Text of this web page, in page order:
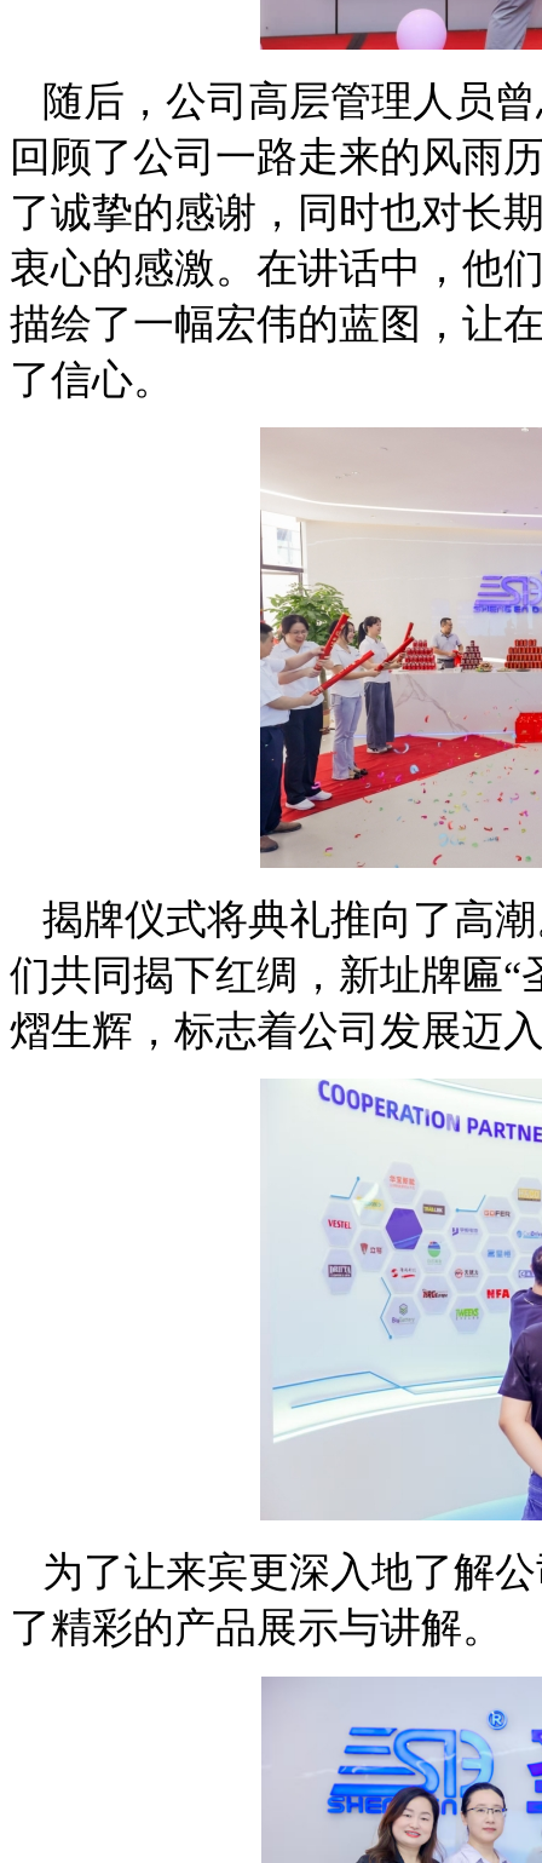
随后，公司高层管理人员
回顾了公司一路走来的风雨
了诚挚的感谢，同时也对长
衷心的感激。在讲话中，他
描绘了一幅宏伟的蓝图，让
了信心。
揭牌仪式将典礼推向了高
们共同揭下红绸，新址牌匾“
熠生辉，标志着公司发展迈
为了让来宾更深入地了解
了精彩的产品展示与讲解。